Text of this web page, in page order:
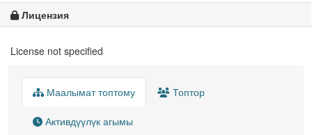
Лицензия
License not specified
Маалымат топтому Топтор
Активдүүлүк агымы